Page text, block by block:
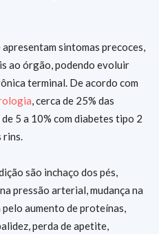
sintomas precoces,
ao órgão, podendo evoluir
terminal. De acordo com
, cerca de 25% das
5 a 10% com diabetes tipo 2
rins.
são inchaço dos pés,
pressão arterial, mudança na
aumento de proteínas,
perda de apetite,